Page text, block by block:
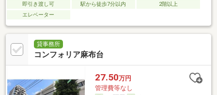
即引き渡し可 駅から徒歩7分以内
2階以上
エレベーター
貸事務所
コンフォリア麻布台
27.50万円
管理費等なし